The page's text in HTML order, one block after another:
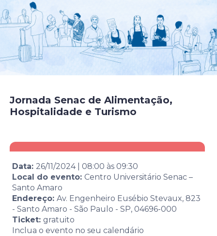
Jornada Senac de Alimentação,
Hospitalidade e Turismo
Data: 26/11/2024| 08:00 às 09:30
Local do evento: Centro Universitário Senac –
Santo Amaro
Endereço: Av. Engenheiro Eusébio Stevaux, 823
- Santo Amaro - São Paulo - SP, 04696-000
Ticket: gratuito
Inclua o evento no seu calendário